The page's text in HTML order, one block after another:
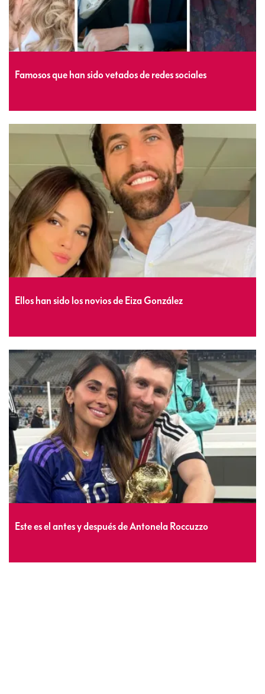
Famosos que han sido vetados de redes sociales
Ellos han sido los novios de Eiza González
Este es el antes y después de Antonela Roccuzzo